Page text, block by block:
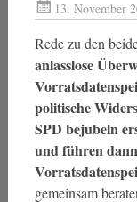
13. November
Rede zu den
anlasslose
politische
SPD bejubeln
und führen
gemeinsam